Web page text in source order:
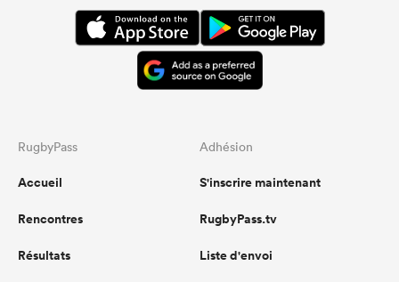
RugbyPass
Accueil
Rencontres
Résultats
Adhésion
S'inscrire maintenant
RugbyPass.tv
Liste d'envoi